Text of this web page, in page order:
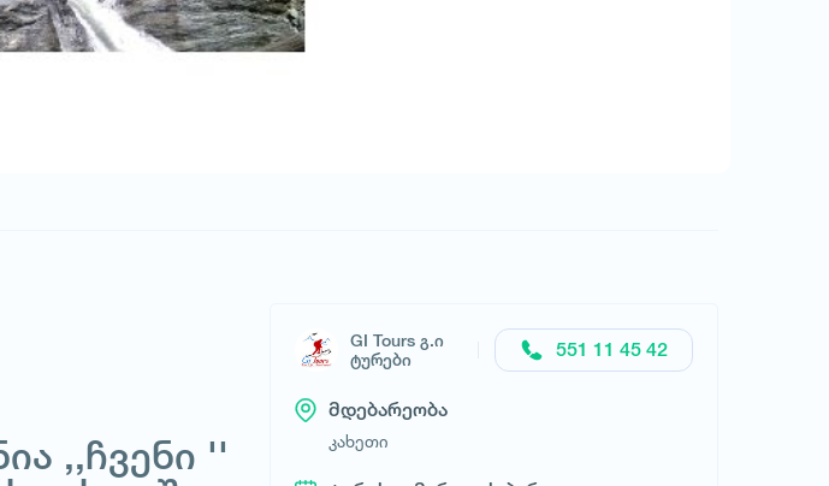
,,ჩვენი ''
GI Tours გ.ი
ტურები
551 11 45 42
მდებარეობა
კახეთი